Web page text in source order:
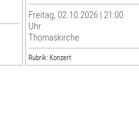
Freitag, 02.10.2026 | 21:00
Uhr
Thomaskirche
Rubrik: Konzert